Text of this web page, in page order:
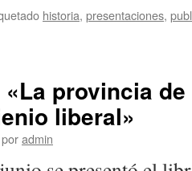
historia, presentaciones,
provincia
liberal»
poradmin